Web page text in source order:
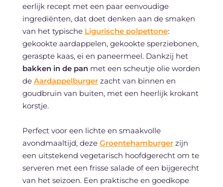
eerlijk recept met een paar eenvoudige
ingrediënten, dat doet denken aan de smaken
van het typische Ligurische polpettone:
gekookte aardappelen, gekookte sperziebonen,
geraspte kaas, ei en paneermeel. Dankzij het
bakken in de panmet een scheutje olie worden
de Aardappelburgerzacht van binnen en
goudbruin van buiten, met een heerlijk krokant
korstje.
Perfect voor een lichte en smaakvolle
avondmaaltijd, deze Groentehamburgerzijn
een uitstekend vegetarisch hoofdgerecht om te
serveren met een frisse salade of een bijgerecht
van het seizoen. Een praktische en goedkope